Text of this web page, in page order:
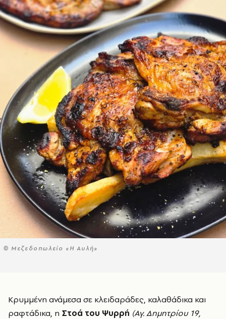
© Μεζεδοπωλείο «Η Αυλή»
Κρυμμένη ανάμεσα σε κλειδαράδες, καλαθάδικα και
ραφτάδικα, η Στοά του Ψυρρή (Αγ. Δημητρίου 19,